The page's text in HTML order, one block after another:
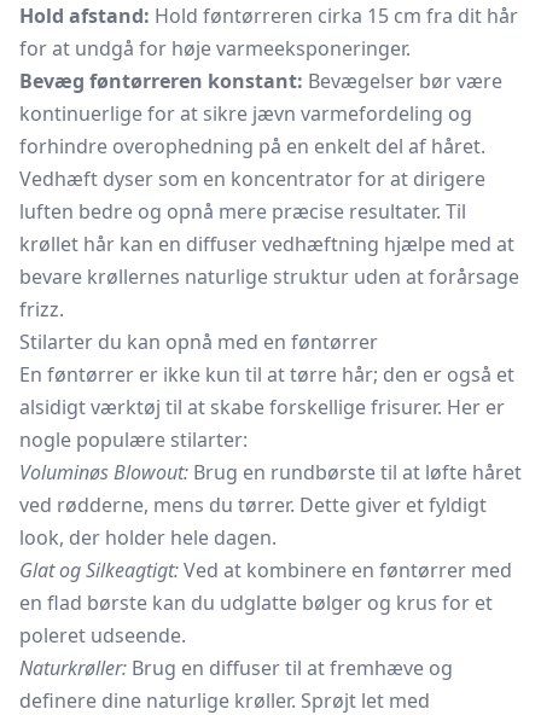
Hold afstand: Hold føntørreren cirka 15 cm fra dit hår
for at undgå for høje varmeeksponeringer.
Bevæg føntørreren konstant: Bevægelser bør være
kontinuerlige for at sikre jævn varmefordeling og
forhindre overophedning på en enkelt del af håret.
Vedhæft dyser som en koncentrator for at dirigere
luften bedre og opnå mere præcise resultater. Til
krøllet hår kan en diffuser vedhæftning hjælpe med at
bevare krøllernes naturlige struktur uden at forårsage
frizz.
Stilarter du kan opnå med en føntørrer
En føntørrer er ikke kun til at tørre hår; den er også et
alsidigt værktøj til at skabe forskellige frisurer. Her er
nogle populære stilarter:
Voluminøs Blowout: Brug en rundbørstetil at løfte håret
ved rødderne, mens du tørrer. Dette giver et fyldigt
look, der holder hele dagen.
Glat og Silkeagtigt:Ved at kombinere en føntørrer med
en flad børste kan du udglatte bølger og krus for et
poleret udseende.
Naturkrøller: Brug en diffuser til at fremhæve og
definere dine naturlige krøller. Sprøjt let med